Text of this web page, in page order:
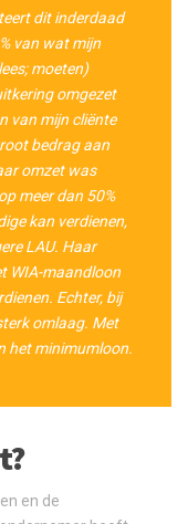
dit inderdaad
van wat mijn
moeten)
omgezet
van mijn cliënte
bedrag aan
omzet was
meer dan 50%
kan verdienen,
LAU. Haar
WIA-maandloon
Echter, bij
omlaag. Met
het minimumloon.
en de